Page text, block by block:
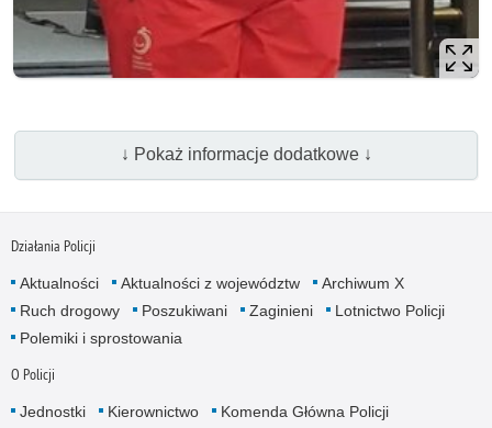
↓ Pokaż informacje dodatkowe ↓
Działania Policji
Aktualności Aktualności z województw
Archiwum X
Ruch drogowy
Poszukiwani Zaginieni
Lotnictwo Policji
Polemiki i sprostowania
O Policji
Jednostki Kierownictwo
Komenda Główna Policji